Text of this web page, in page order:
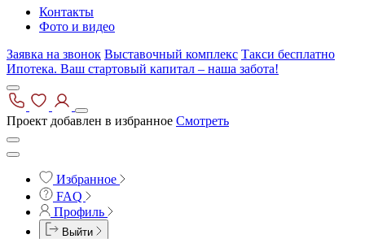
Контакты
Фото и видео
Заявка на звонок Выставочный комплекс Такси бесплатно
Ипотека. Ваш стартовый капитал – наша забота!
Проект добавлен в избранное Смотреть
Избранное
FAQ
Профиль
Выйти